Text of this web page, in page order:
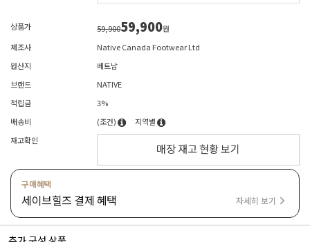
상품가 59,90059,900원
제조사
Native Canada Footwear Ltd
원산지
베트남
브랜드
NATIVE
적립금
3%
배송비
(조건)
지역별
재고확인
매장 재고 현황 보기
구매혜택
세이브힐즈 결제 혜택 자세히 보기